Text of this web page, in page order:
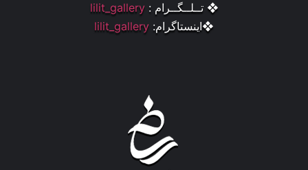
❖ تــلــگــرام : lilit_gallery
❖اینستاگرام: lilit_gallery